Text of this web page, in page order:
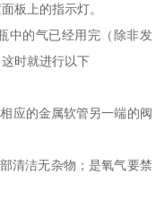
板上的指示灯。
中的气已经用完（除非发
时就进行以下
应的金属软管另一端的阀
清洁无杂物；是氧气要禁